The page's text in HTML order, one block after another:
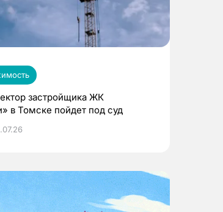
застройщика ЖК
в Томске пойдет под суд